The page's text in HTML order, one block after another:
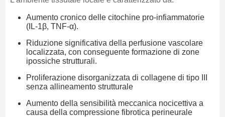
Aumento cronico delle citochine pro-infiammatorie
(IL-1β, TNF-α).
Riduzione significativa della perfusione vascolare
localizzata, con conseguente formazione di zone
ipossiche strutturali.
Proliferazione disorganizzata di collagene di tipo III
senza allineamento strutturale
Aumento della sensibilità meccanica nocicettiva a
causa della compressione fibrotica perineurale